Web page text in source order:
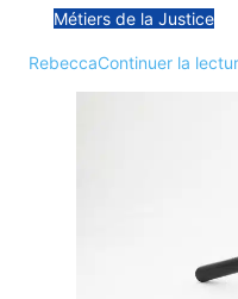
Métiers de la Justice
RebeccaContinuer la